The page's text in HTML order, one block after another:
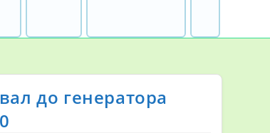
до генератора